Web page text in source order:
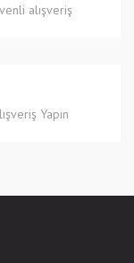
alışveriş
Yapın